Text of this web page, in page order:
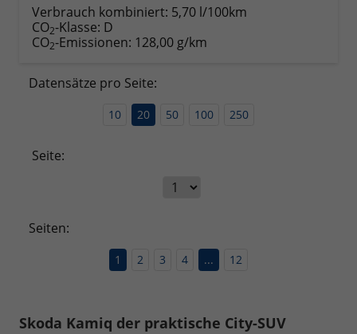
Verbrauch kombiniert: 5,70 l/100km
CO2-Klasse: D
CO2-Emissionen: 128,00 g/km
Datensätze pro Seite:
10 20 50 100 250
Seite:
Seiten:
1 2 3 4 ... 12
Skoda Kamiq der praktische City-SUV